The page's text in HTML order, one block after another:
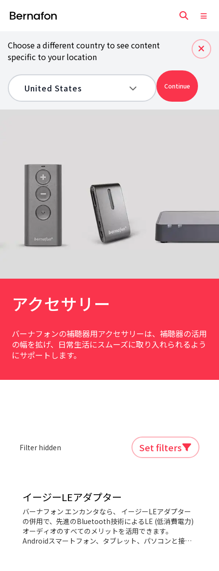
Choose a different country to see content
specific to your location
Continue
アクセサリー
バーナフォンの補聴器用アクセサリーは、補聴器の活用
の幅を拡げ、日常生活にスムーズに取り入れられるよう
にサポートします。
Filter hidden Set filters
イージーLEアダプター
バーナフォン エンカンタなら、 イージーLEアダプター
の併用で、先進のBluetooth技術によるLE (低消費電力)
オーディオのすべてのメリットを活用できます。
Androidスマートフォン、タブレット、パソコンと接続